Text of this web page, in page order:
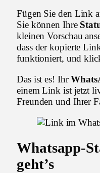
Fügen Sie den Link
Sie können Ihre
kleinen Vorschau
dass der kopierte
funktioniert, und
Das ist es! Ihr
einem Link ist jetzt
Freunden und Ihrer
Whatsapp-
geht’s